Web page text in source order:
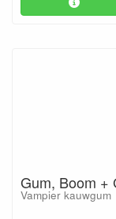
Gum, Boom +
Vampier kauwgum